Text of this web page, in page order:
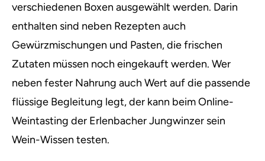
verschiedenen Boxen ausgewählt werden. Darin
enthalten sind neben Rezepten auch
Gewürzmischungen und Pasten, die frischen
Zutaten müssen noch eingekauft werden. Wer
neben fester Nahrung auch Wert auf die passende
flüssige Begleitung legt, der kann beim Online-
Weintasting der Erlenbacher Jungwinzer sein
Wein-Wissen testen.